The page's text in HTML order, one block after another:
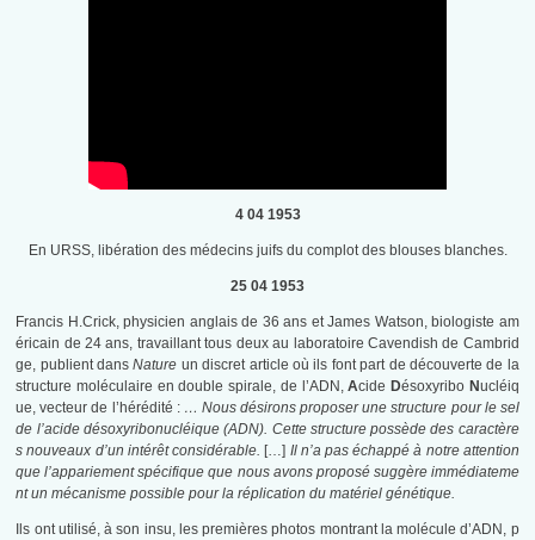
4 04 1953
En URSS, libération des médecins juifs du complot des blouses blanches.
25 04 1953
Francis H.Crick, physicien anglais de 36 ans et James Watson, biologiste am
éricain de 24 ans, travaillant tous deux au laboratoire Cavendish de Cambrid
ge, publient dansNature un discret article où ils font part de découverte de la
structure moléculaire en double spirale, de l’ADN,Acide Désoxyribo Nucléiq
ue, vecteur de l’hérédité : … Nous désirons proposer une structure pour le sel
de l’acide désoxyribonucléique (ADN). Cette structure possède des caractère
s nouveaux d’un intérêt considérable. […] Il n’a pas échappé à notre attention
que l’appariement spécifique que nous avons proposé suggère immédiateme
nt un mécanisme possible pour la réplication du matériel génétique.
Ils ont utilisé, à son insu, les premières photos montrant la molécule d’ADN, p